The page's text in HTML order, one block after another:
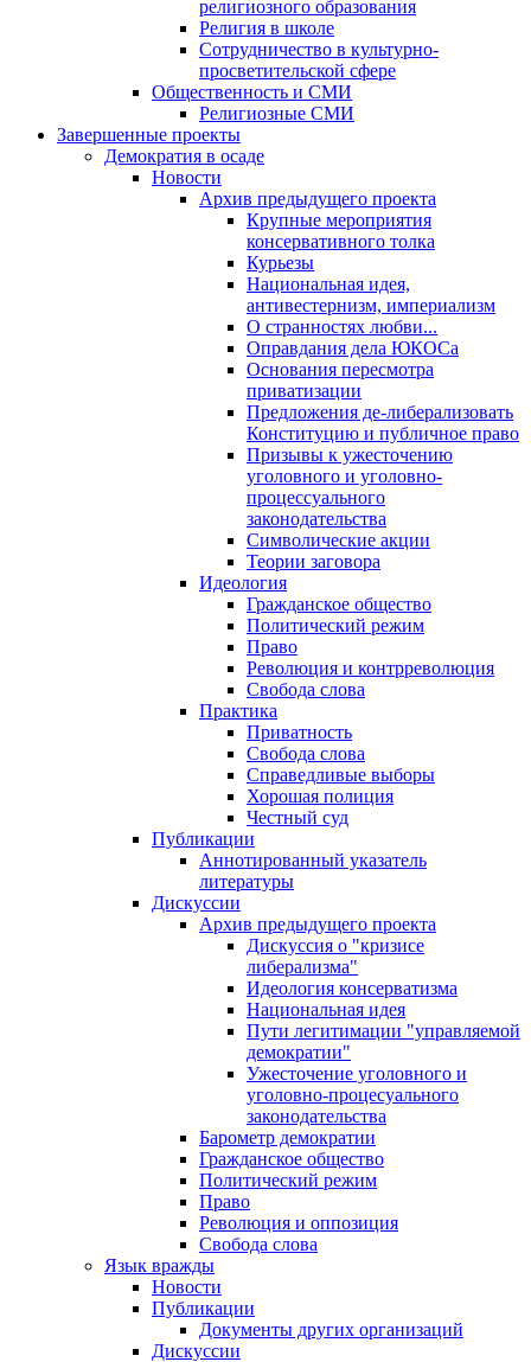
религиозного образования
Религия в школе
Сотрудничество в культурно-
просветительской сфере
Общественность и СМИ
Религиозные СМИ
Завершенные проекты
Демократия в осаде
Новости
Архив предыдущего проекта
Крупные мероприятия
консервативного толка
Курьезы
Национальная идея,
антивестернизм, империализм
О странностях любви...
Оправдания дела ЮКОСа
Основания пересмотра
приватизации
Предложения де-либерализовать
Конституцию и публичное право
Призывы к ужесточению
уголовного и уголовно-
процессуального
законодательства
Символические акции
Теории заговора
Идеология
Гражданское общество
Политический режим
Право
Революция и контрреволюция
Свобода слова
Практика
Приватность
Свобода слова
Справедливые выборы
Хорошая полиция
Честный суд
Публикации
Аннотированный указатель
литературы
Дискуссии
Архив предыдущего проекта
Дискуссия о "кризисе
либерализма"
Идеология консерватизма
Национальная идея
Пути легитимации "управляемой
демократии"
Ужесточение уголовного и
уголовно-процесуального
законодательства
Барометр демократии
Гражданское общество
Политический режим
Право
Революция и оппозиция
Свобода слова
Язык вражды
Новости
Публикации
Документы других организаций
Дискуссии